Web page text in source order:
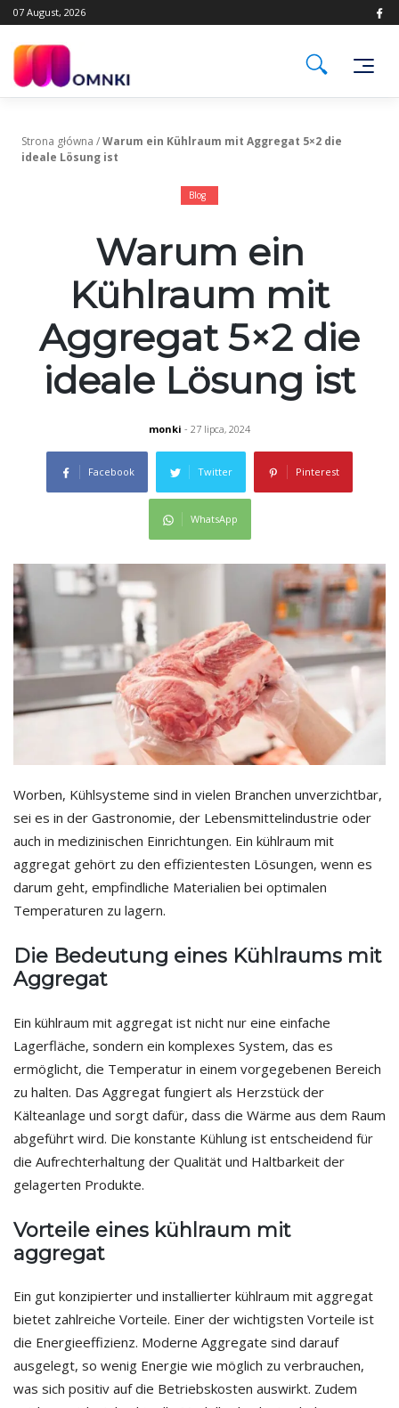
Skip
to
07 August, 2026
Strona główna /Warum ein Kühlraum mit Aggregat 5×2 die
ideale Lösung ist
Blog
Warum ein
Kühlraum mit
Aggregat 5×2 die
ideale Lösung ist
monki - 27 lipca, 2024
Facebook Twitter Pinterest
WhatsApp
Worben, Kühlsysteme sind in vielen Branchen unverzichtbar,
sei es in der Gastronomie, der Lebensmittelindustrie oder
auch in medizinischen Einrichtungen. Ein kühlraum mit
aggregat gehört zu den effizientesten Lösungen, wenn es
darum geht, empfindliche Materialien bei optimalen
Temperaturen zu lagern.
Die Bedeutung eines Kühlraums mit
Aggregat
Ein kühlraum mit aggregat ist nicht nur eine einfache
Lagerfläche, sondern ein komplexes System, das es
ermöglicht, die Temperatur in einem vorgegebenen Bereich
zu halten. Das Aggregat fungiert als Herzstück der
Kälteanlage und sorgt dafür, dass die Wärme aus dem Raum
abgeführt wird. Die konstante Kühlung ist entscheidend für
die Aufrechterhaltung der Qualität und Haltbarkeit der
gelagerten Produkte.
Vorteile eines kühlraum mit
aggregat
Ein gut konzipierter und installierter kühlraum mit aggregat
bietet zahlreiche Vorteile. Einer der wichtigsten Vorteile ist
die Energieeffizienz. Moderne Aggregate sind darauf
ausgelegt, so wenig Energie wie möglich zu verbrauchen,
was sich positiv auf die Betriebskosten auswirkt. Zudem